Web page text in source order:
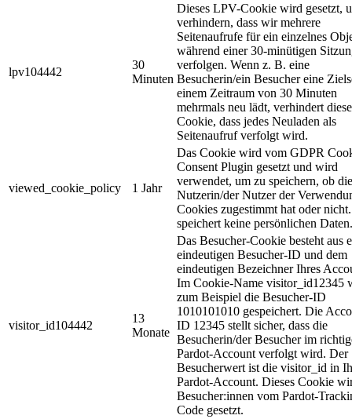
lpv104442
30
Minuten
Dieses LPV-Cookie wird gesetzt,
verhindern, dass wir mehrere
Seitenaufrufe für ein einzelnes
während einer 30-minütigen
verfolgen. Wenn z. B. eine
Besucherin/ein Besucher eine
einem Zeitraum von 30 Minuten
mehrmals neu lädt, verhindert
Cookie, dass jedes Neuladen als
Seitenaufruf verfolgt wird.
viewed_cookie_policy 1 Jahr
Das Cookie wird vom GDPR
Consent Plugin gesetzt und wird
verwendet, um zu speichern, ob die
Nutzerin/der Nutzer der
Cookies zugestimmt hat oder
speichert keine persönlichen Daten.
visitor_id104442
13
Monate
Das Besucher-Cookie besteht aus
eindeutigen Besucher-ID und dem
eindeutigen Bezeichner Ihres
Im Cookie-Name visitor_id12345
zum Beispiel die Besucher-ID
1010101010 gespeichert. Die
ID 12345 stellt sicher, dass die
Besucherin/der Besucher im
Pardot-Account verfolgt wird. Der
Besucherwert ist die visitor_id in
Pardot-Account. Dieses Cookie
Besucher:innen vom Pardot-
Code gesetzt.